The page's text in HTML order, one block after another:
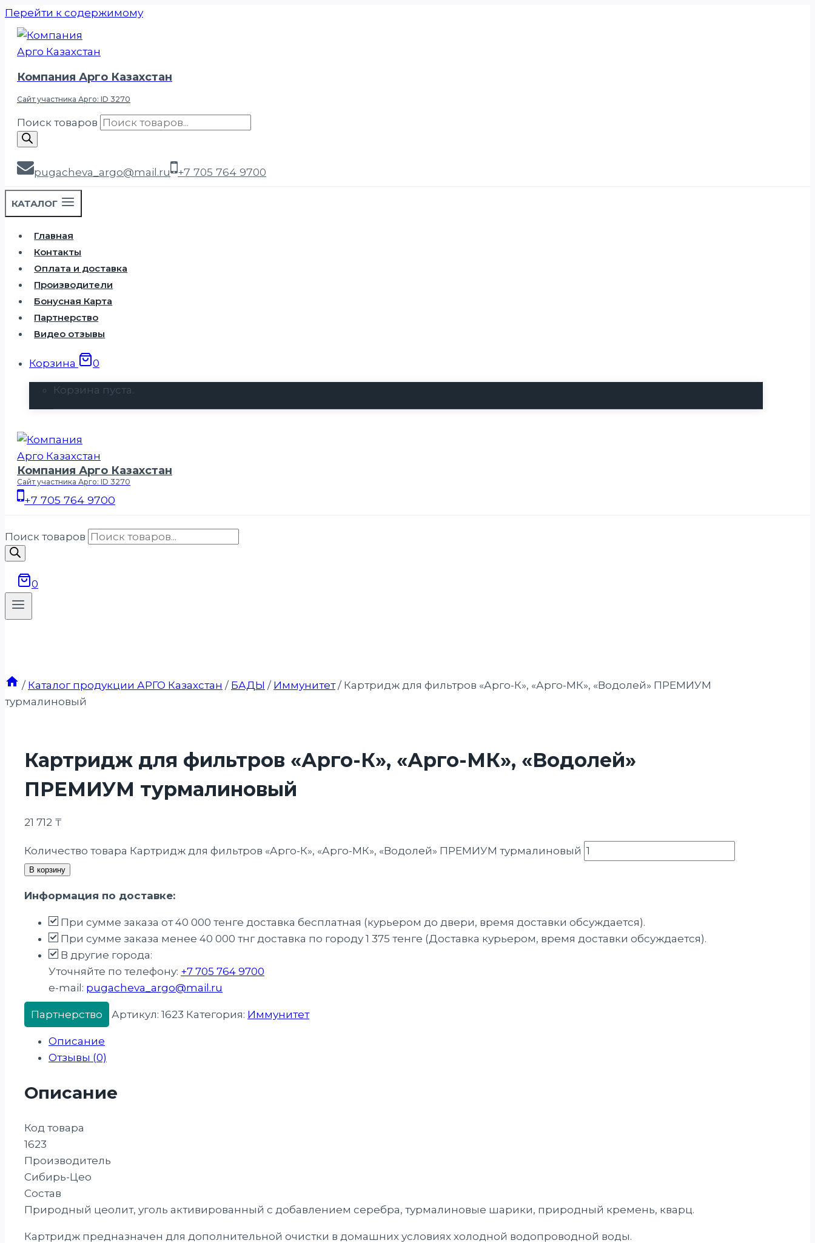
Перейти к содержимому
Компания Арго Казахстан
Сайт участника Арго: ID 3270
Поиск товаров
pugacheva_argo@mail.ru +7 705 764 9700
КАТАЛОГ
Главная
Контакты
Оплата и доставка
Производители
Бонусная Карта
Партнерство
Видео отзывы
Корзина 0
Корзина пуста.
Компания Арго Казахстан
Сайт участника Арго: ID 3270
+7 705 764 9700
Поиск товаров
0
/ Каталог продукции АРГО Казахстан / БАДЫ / Иммунитет / Картридж для фильтров «Арго-К», «Арго-МК», «Водолей» ПРЕМИУМ
турмалиновый
Картридж для фильтров «Арго-К», «Арго-МК», «Водолей»
ПРЕМИУМ турмалиновый
21 712 ₸
Количество товара Картридж для фильтров «Арго-К», «Арго-МК», «Водолей» ПРЕМИУМ турмалиновый
В корзину
Информация по доставке:
При сумме заказа от 40 000 тенге доставка бесплатная (курьером до двери, время доставки обсуждается).
При сумме заказа менее 40 000 тнг доставка по городу 1 375 тенге (Доставка курьером, время доставки обсуждается).
В другие города:
Уточняйте по телефону: +7 705 764 9700
e-mail: pugacheva_argo@mail.ru
Партнерство Артикул: 1623 Категория: Иммунитет
Описание
Отзывы (0)
Описание
Код товара
1623
Производитель
Сибирь-Цео
Состав
Природный цеолит, уголь активированный с добавлением серебра, турмалиновые шарики, природный кремень, кварц.
Картридж предназначен для дополнительной очистки в домашних условиях холодной водопроводной воды.